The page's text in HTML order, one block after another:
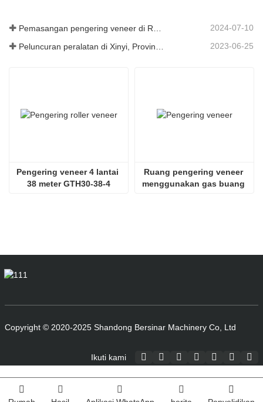
2024-07-10
Peluncuran peralatan di Xinyi, Provinsi Guizhou, Tiongkok 2023-06-25
Pengering veneer 4 lantai
38 meter GTH30-38-4
Ruang pengering veneer
menggunakan gas buang
Copyright © 2020-2025 Shandong Bersinar Machinery Co, Ltd
Ikuti kami